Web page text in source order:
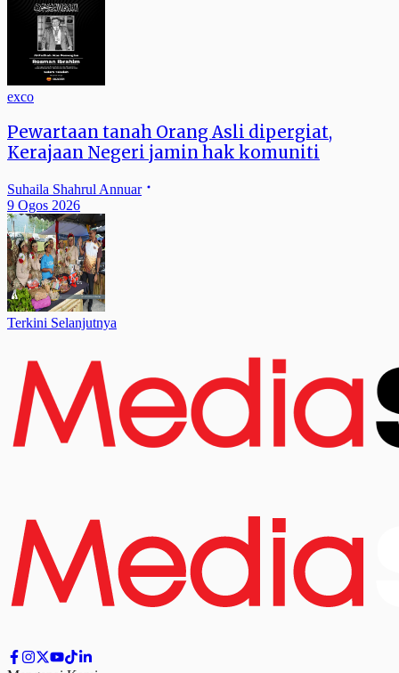
exco
Pewartaan tanah Orang Asli dipergiat,
Kerajaan Negeri jamin hak komuniti
Suhaila Shahrul Annuar
9 Ogos 2026
Terkini Selanjutnya